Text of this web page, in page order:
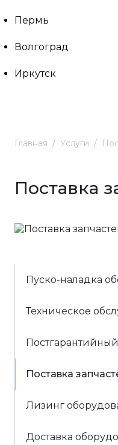
Пермь
Волгоград
Иркутск
Главная Услуги
Поставка
Пуско-наладка
Техническое
Поставка
Лизинг
Доставка